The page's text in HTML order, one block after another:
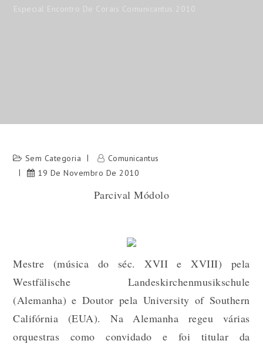
Especial Encontro De Corais Comunicantus 2010
Sem Categoria
Comunicantus
19 De Novembro De 2010
Parcival Módolo
Mestre (música do séc. XVII e XVIII) pela
Westfälische Landeskirchenmusikschule
(Alemanha) e Doutor pela University of Southern
Califórnia (EUA). Na Alemanha regeu várias
orquestras como convidado e foi titular da